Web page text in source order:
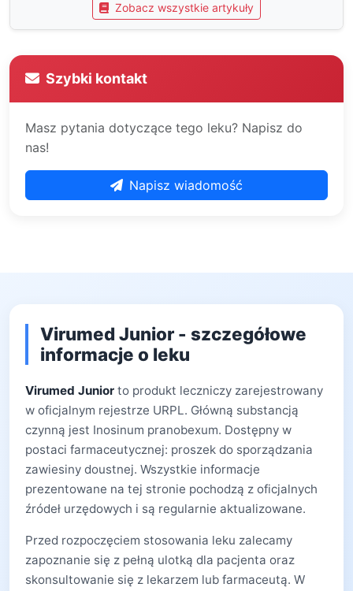
Zobacz wszystkie artykuły
Szybki kontakt
Masz pytania dotyczące tego leku? Napisz do
nas!
Napisz wiadomość
Virumed Junior - szczegółowe
informacje o leku
Virumed Junior to produkt leczniczy zarejestrowany
w oficjalnym rejestrze URPL. Główną substancją
czynną jest Inosinum pranobexum. Dostępny w
postaci farmaceutycznej: proszek do sporządzania
zawiesiny doustnej. Wszystkie informacje
prezentowane na tej stronie pochodzą z oficjalnych
źródeł urzędowych i są regularnie aktualizowane.
Przed rozpoczęciem stosowania leku zalecamy
zapoznanie się z pełną ulotką dla pacjenta oraz
skonsultowanie się z lekarzem lub farmaceutą. W